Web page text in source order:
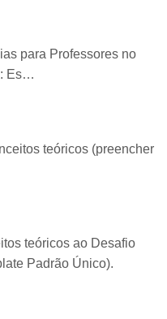
para Professores no
Es…
teóricos (preencher
teóricos ao Desafio
Padrão Único).